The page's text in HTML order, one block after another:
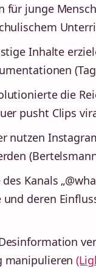
für junge
Inhalte
die
pusht Clips
nutzen
Kanals
deren
manipulieren